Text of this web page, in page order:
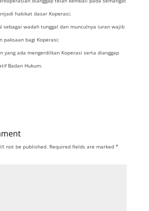
hakikat dasar Koperasi;
sebagai wadah tunggal dan munculnya iuran wajib
paksaan bagi Koperasi;
yang ada mengerdilkan Koperasi serta dianggap
Badan Hukum.
not be published. Required fields are marked *